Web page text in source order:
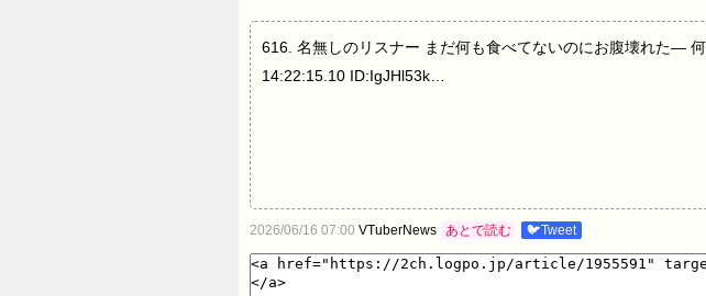
616. 名無しのリスナー まだ何も食べてないのにお腹壊れた—
14:22:15.10 ID:IgJHl53k…
2026/06/16 07:00 VTuberNews あとで読む 🐦Tweet